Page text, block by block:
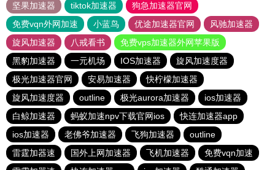
坚果加速器
tiktok加速器
狗急加速器官网
免费vqn外网加速
小蓝鸟 优途加速器官网
风驰加速器
旋风加速器
八戒看书
免费vps加速器外网苹果版
黑豹加速器
一元机场 IOS加速器
旋风加速度器
极光加速器官网
安易加速器
快柠檬加速器
旋风加速度器
outline 极光aurora加速器
ios加速器
白鲸加速器
蚂蚁加速npv下载官网ios
快连加速器app
ios加速器
老佛爷加速器 飞狗加速器
outline
雷霆加器速
国外上网加速器 飞机加速器
免费vqn加速